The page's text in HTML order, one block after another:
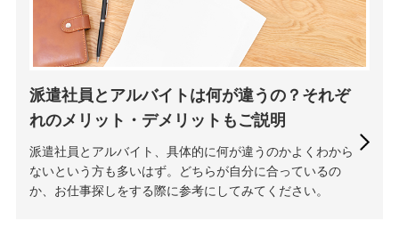
派遣社員とアルバイトは何が違うの？それぞ
れのメリット・デメリットもご説明
派遣社員とアルバイト、具体的に何が違うのかよくわから
ないという方も多いはず。どちらが自分に合っているの
か、お仕事探しをする際に参考にしてみてください。